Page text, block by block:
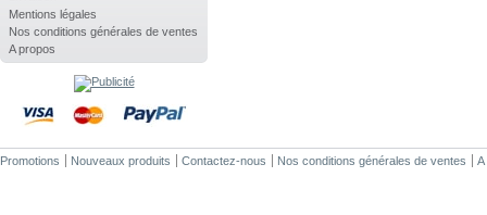
Mentions légales
Nos conditions générales de ventes
A propos
Promotions Nouveaux produits Contactez-nous Nos conditions générales de ventes A